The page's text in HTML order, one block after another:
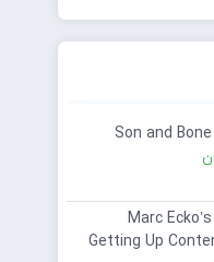
ترینر بازی Marc Ecko’s
Getting Up